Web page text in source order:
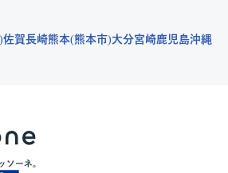
佐賀長崎熊本 熊本市 大分宮崎鹿児島沖縄